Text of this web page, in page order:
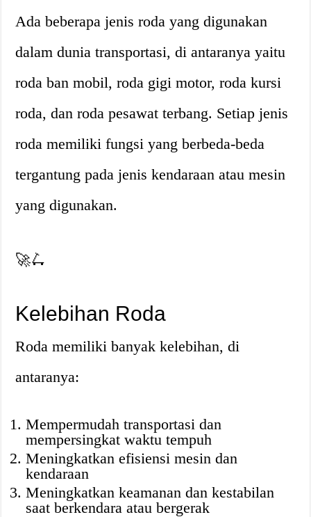
Ada beberapa jenis roda yang digunakan
dalam dunia transportasi, di antaranya yaitu
roda ban mobil, roda gigi motor, roda kursi
roda, dan roda pesawat terbang. Setiap jenis
roda memiliki fungsi yang berbeda-beda
tergantung pada jenis kendaraan atau mesin
yang digunakan.
🚀🛴
Kelebihan Roda
Roda memiliki banyak kelebihan, di
antaranya:
Mempermudah transportasi dan
mempersingkat waktu tempuh
Meningkatkan efisiensi mesin dan
kendaraan
Meningkatkan keamanan dan kestabilan
saat berkendara atau bergerak